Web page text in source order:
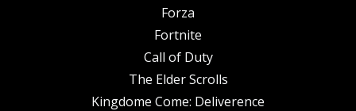
Forza
Fortnite
Call of Duty
The Elder Scrolls
Kingdome Come: Deliverence